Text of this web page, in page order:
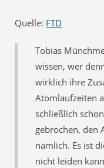
Quelle: FTD
Tobias
wissen, wer
wirklich ihre
Atomlaufzeiten
schließlich
gebrochen, den
nämlich. Es ist
nicht leiden